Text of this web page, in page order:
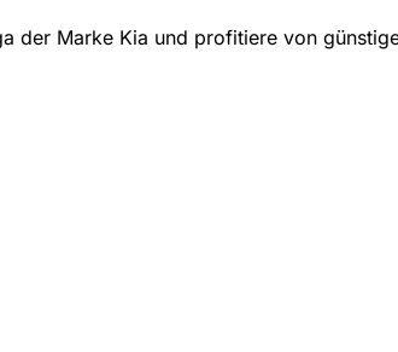
der Marke Kia und profitiere von